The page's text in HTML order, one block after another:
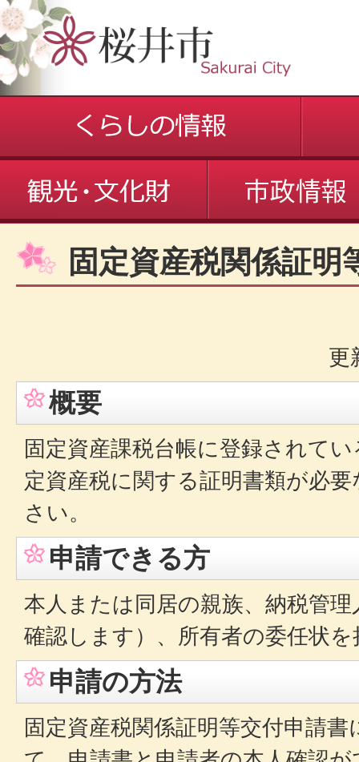
固定資産税関係証明
更
概要
固定資産課税台帳に登録されて
定資産税に関する証明書類が必
さい。
申請できる方
本人または同居の親族、納税管
確認します）、所有者の委任状
申請の方法
固定資産税関係証明等交付申請